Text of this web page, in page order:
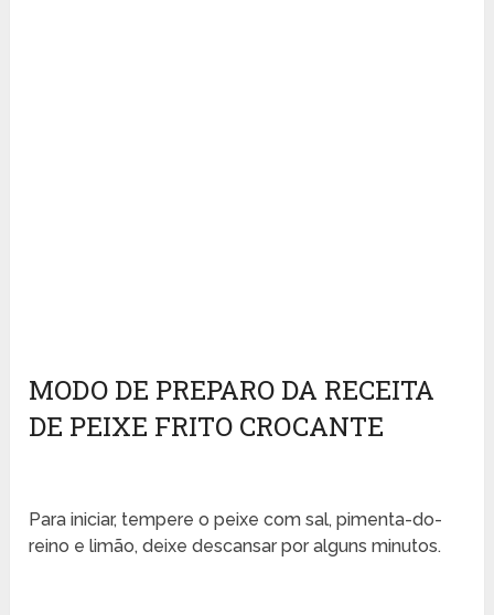
MODO DE PREPARO DA RECEITA
DE PEIXE FRITO CROCANTE
Para iniciar, tempere o peixe com sal, pimenta-do-
reino e limão, deixe descansar por alguns minutos.